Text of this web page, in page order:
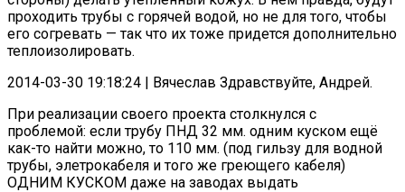
проходить трубы с горячей водой, но не для того, чтобы
его согревать — так что их тоже придется дополнительно
теплоизолировать.
2014-03-30 19:18:24 | Вячеслав Здравствуйте, Андрей.
При реализации своего проекта столкнулся с
проблемой: если трубу ПНД 32 мм. одним куском ещё
как-то найти можно, то 110 мм. (под гильзу для водной
трубы, элетрокабеля и того же греющего кабеля)
ОДНИМ КУСКОМ даже на заводах выдать